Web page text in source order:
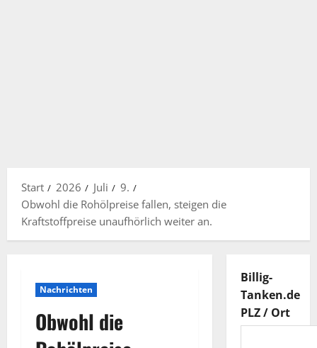
Start 2026 Juli
9.
Obwohl die Rohölpreise fallen, steigen die
Kraftstoffpreise unaufhörlich weiter an.
Nachrichten
Obwohl die
Billig-
Tanken.de
PLZ / Ort